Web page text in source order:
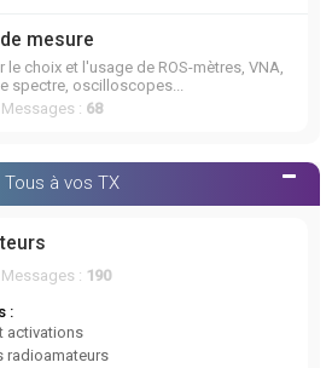
mesure
le choix et l'usage de ROS-mètres, VNA,
spectre, oscilloscopes...
: 68
Tous à vos TX
: 190
:
activations
radioamateurs